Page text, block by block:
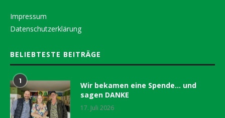
Impressum
Datenschutzerklärung
BELIEBTESTE BEITRÄGE
1
Wir bekamen eine Spende… und
sagen DANKE
17. Juli 2026